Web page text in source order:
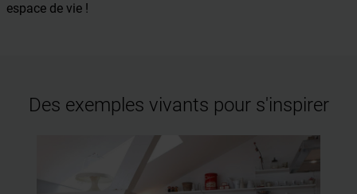
espace de vie !
Des exemples vivants pour s'inspirer